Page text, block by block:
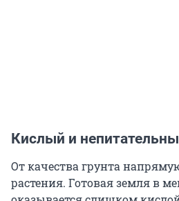
Кислый и
От качества грунта
растения. Готовая земля в